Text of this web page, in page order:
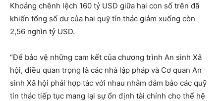
Khoảng chênh lệch 160 tỷ USD giữa hai con số trên đã
khiến tổng số dư của hai quỹ tín thác giảm xuống còn
2,56 nghìn tỷ USD.
“Để bảo vệ những cam kết của chương trình An sinh Xã
hội, điều quan trọng là các nhà lập pháp và Cơ quan An
sinh Xã hội phải hợp tác với nhau nhằm đảm bảo các quỹ
tín thác tiếp tục mang lại sự ổn định tài chính cho thế hệ